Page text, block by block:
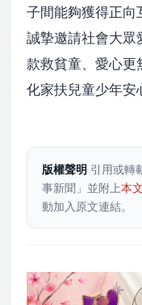
子間能夠獲得正向
誠摯邀請社會大
款救貧童、愛心更
化家扶兒童少年安
版權聲明 引用或轉
事新聞」並附上本
動加入原文連結。